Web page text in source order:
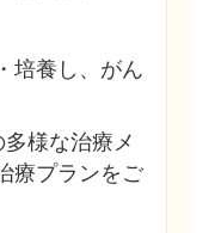
培養し、がん
様な治療メ
療プランをご